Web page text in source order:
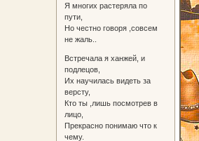
Я многих растеряла по
пути,
Но честно говоря ,совсем
не жаль..
Встречала я ханжей, и
подлецов,
Их научилась видеть за
версту,
Кто ты ,лишь посмотрев в
лицо,
Прекрасно понимаю что к
чему.